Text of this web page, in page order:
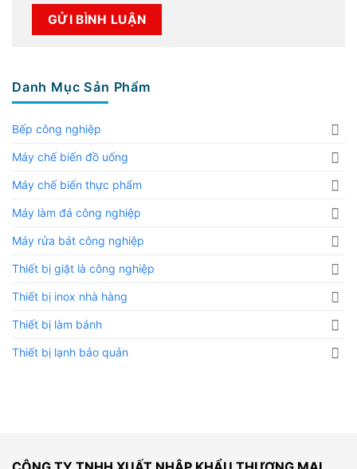
Danh Mục Sản Phẩm
Bếp công nghiệp
Máy chế biến đồ uống
Máy chế biến thực phẩm
Máy làm đá công nghiệp
Máy rửa bát công nghiệp
Thiết bị giặt là công nghiệp
Thiết bị inox nhà hàng
Thiết bị làm bánh
Thiết bị lạnh bảo quản